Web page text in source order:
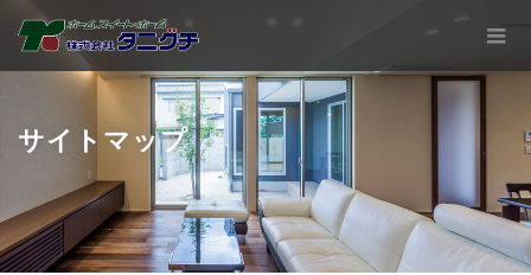
サイトマップ